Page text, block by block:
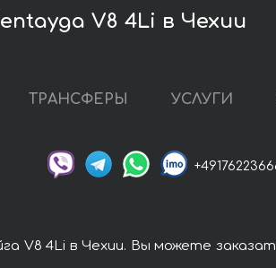
V8 4Li в Чехии
ТРАНСФЕРЫ УСЛУГИ
4Li в Чехии. Вы можете